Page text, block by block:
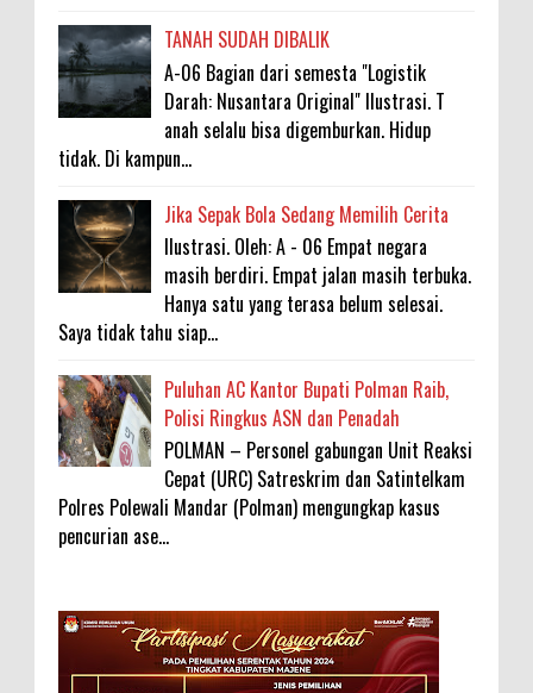
TANAH SUDAH DIBALIK
A-06 Bagian dari semesta "Logistik
Darah: Nusantara Original" Ilustrasi. T
anah selalu bisa digemburkan. Hidup
tidak. Di kampun...
Jika Sepak Bola Sedang Memilih Cerita
Ilustrasi. Oleh: A - 06 Empat negara
masih berdiri. Empat jalan masih terbuka.
Hanya satu yang terasa belum selesai.
Saya tidak tahu siap...
Puluhan AC Kantor Bupati Polman Raib,
Polisi Ringkus ASN dan Penadah
POLMAN – Personel gabungan Unit Reaksi
Cepat (URC) Satreskrim dan Satintelkam
Polres Polewali Mandar (Polman) mengungkap kasus
pencurian ase...